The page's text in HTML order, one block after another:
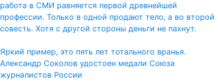
работа в СМИ равняется первой древнейшей
профессии. Только в одной продают тело, а во второй
совесть. Хотя с другой стороны деньги не пахнут.
Яркий пример, это пять лет тотального вранья.
Александр Соколов удостоен медали Союза
журналистов России